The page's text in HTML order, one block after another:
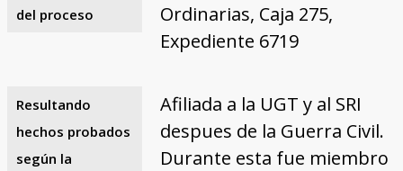
del proceso
Ordinarias, Caja 275,
Expediente 6719
Resultando
hechos probados
según la
Afiliada a la UGT y al SRI
despues de la Guerra Civil.
Durante esta fue miembro